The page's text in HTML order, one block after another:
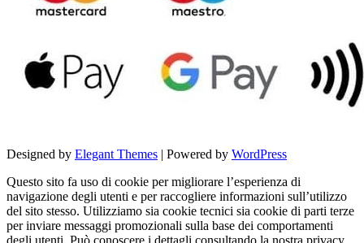
Designed by Elegant Themes | Powered by WordPress
Questo sito fa uso di cookie per migliorare l’esperienza di
navigazione degli utenti e per raccogliere informazioni sull’utilizzo
del sito stesso. Utilizziamo sia cookie tecnici sia cookie di parti terze
per inviare messaggi promozionali sulla base dei comportamenti
degli utenti. Può conoscere i dettagli consultando la nostra privacy